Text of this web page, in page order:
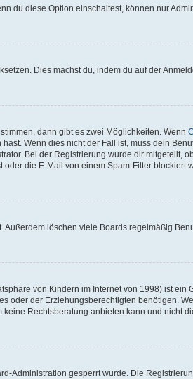
du diese Option einschaltest, können nur
Dies machst du, indem du auf der
dann gibt es zwei Möglichkeiten. Wenn
Wenn dies nicht der Fall ist, muss dein
Bei der Registrierung wurde dir mitgeteilt,
die E-Mail von einem Spam-Filter blockiert
löschen viele Boards regelmäßig
von Kindern im Internet von 1998) ist
der Erziehungsberechtigten benötigen.
Rechtsberatung anbieten kann und nicht
Administration gesperrt wurde. Die